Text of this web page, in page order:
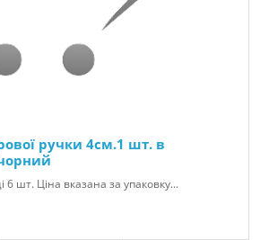
ручки 4см.1 шт. в
6 шт. Ціна вказана за упаковку...